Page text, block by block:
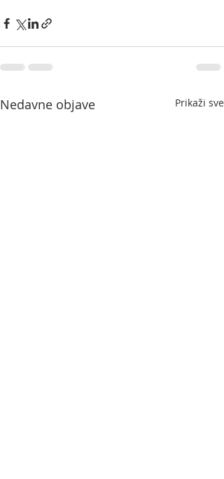
Nedavne objave Prikaži sve